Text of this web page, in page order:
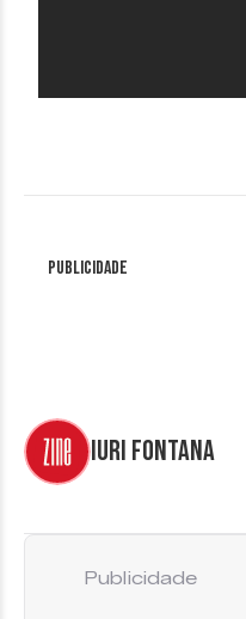
Publicidade
Iuri Fontana
Publicidade